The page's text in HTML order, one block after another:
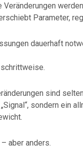
Parameter,
dauerhaft
sind
sondern ein
aber anders.